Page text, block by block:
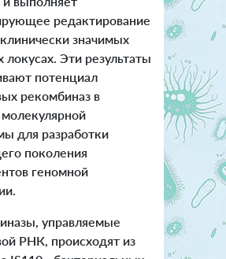
редактирование
значимых
локусах. Эти результаты
потенциал
рекомбиназ в
молекулярной
для разработки
поколения
геномной
управляемые
РНК, происходят из